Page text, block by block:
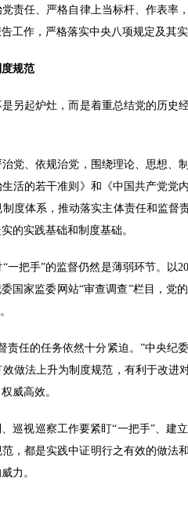
责任、严格自律上当标杆、作表
工作，严格落实中央八项规定及其
规范
起炉灶，而是着重总结党的历史
、依规治党，围绕理论、思想、
活的若干准则》和《中国共产党
度体系，推动落实主体责任和监督
的实践基础和制度基础。
把手”的监督仍然是薄弱环节。以
国家监委网站“审查调查”栏目，
任的任务依然十分紧迫。”中央纪
做法上升为制度规范，有利于改进
威高效。
视巡察工作要紧盯“一把手”、建
，都是实践中证明行之有效的做法
力。